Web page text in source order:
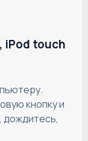
iPod touch
кнопку и
дождитесь,